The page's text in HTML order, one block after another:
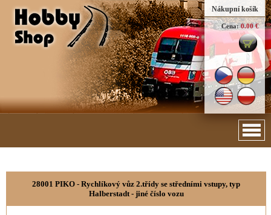
Nákupní košík
Cena: 0.00 €
28001 PIKO - Rychlíkový vůz 2.třídy se středními vstupy, typ
Halberstadt - jiné číslo vozu